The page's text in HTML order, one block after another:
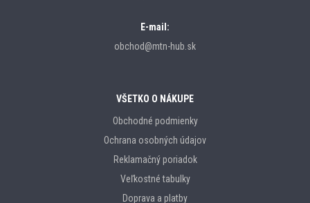
E-mail:
obchod@mtn-hub.sk
VŠETKO O NÁKUPE
Obchodné podmienky
Ochrana osobných údajov
Reklamačný poriadok
Veľkostné tabulky
Doprava a platby